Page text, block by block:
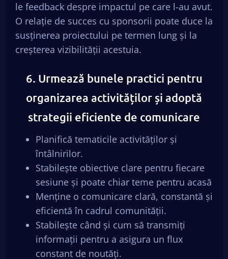
le feedback despre impactul pe care l-au avut.
O relație de succes cu sponsorii poate duce la
susținerea proiectului pe termen lung și la
creșterea vizibilității acestuia.
6. Urmează bunele practici pentru
organizarea activităților și adoptă
strategii eficiente de comunicare
Planifică tematicile activităților și
întâlnirilor.
Stabilește obiective clare pentru fiecare
sesiune și poate chiar teme pentru acasă
Menține o comunicare clară, constantă și
eficientă în cadrul comunității.
Stabilește când și cum să transmiți
informații pentru a asigura un flux
constant de noutăți.